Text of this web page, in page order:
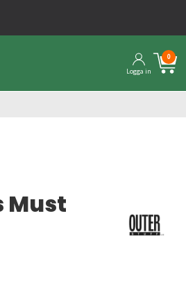
Logga in
0
Must